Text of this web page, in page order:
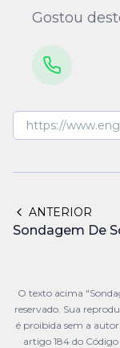
Gostou
ANTERIOR
Sondagem De
O texto acima
reservado. Sua
é proibida sem a
artigo 184 do Código